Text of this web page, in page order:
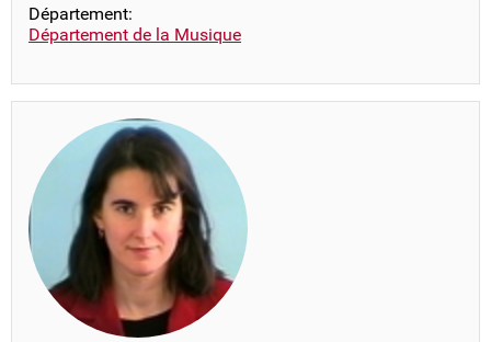
Département:
Département de la Musique